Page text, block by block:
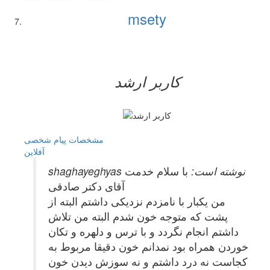
msety
کاربر ارشد
مشخصات پیام شخصی
آفلاين
shaghayeghyas نوشته است: با سلام خدمت
آقای دکتر صادقی
من یکبار با نامزدم نزدیکی داشتم البته از
پشت که متوجه خون شدم البته من تلاش
داشتم انجام نگردد و با ترس و دلهره و تکان
خوردن همراه بود نمدانم خون دقیقا مربوط به
کجاست نه درد داشتم و نه سوزش دیدن خون